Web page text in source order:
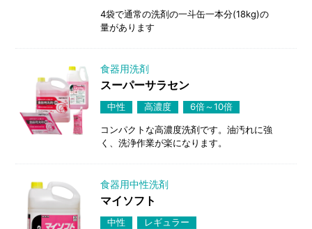
4袋で通常の洗剤の一斗缶一本分(18kg)の
量があります
食器用洗剤
スーパーサラセン
中性 高濃度 6倍～10倍
コンパクトな高濃度洗剤です。油汚れに強
く、洗浄作業が楽になります。
食器用中性洗剤
マイソフト
中性 レギュラー